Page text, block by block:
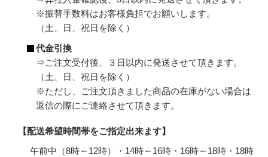
※振替手数料はお客様負担でお願いします。
（土、日、祝日を除く）
代金引換
⇒ご注文受付後、３日以内に発送させて頂きます。
（土、日、祝日を除く）
※ただし、ご注文頂きました商品の在庫がない場合は
返信の際にご連絡させて頂きます。
【配送希望時間帯をご指定出来ます】
午前中（8時～12時）・14時～16時・16時～18時・18時